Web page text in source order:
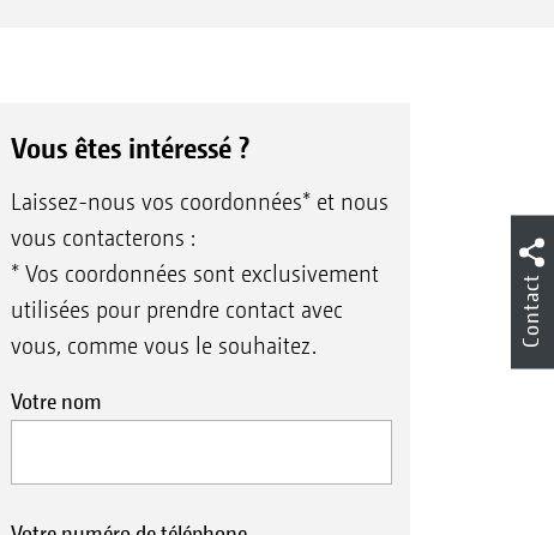
Vous êtes intéressé ?
Laissez-nous vos coordonnées* et nous
vous contacterons :
* Vos coordonnées sont exclusivement
utilisées pour prendre contact avec
vous, comme vous le souhaitez.
Votre nom
Contact